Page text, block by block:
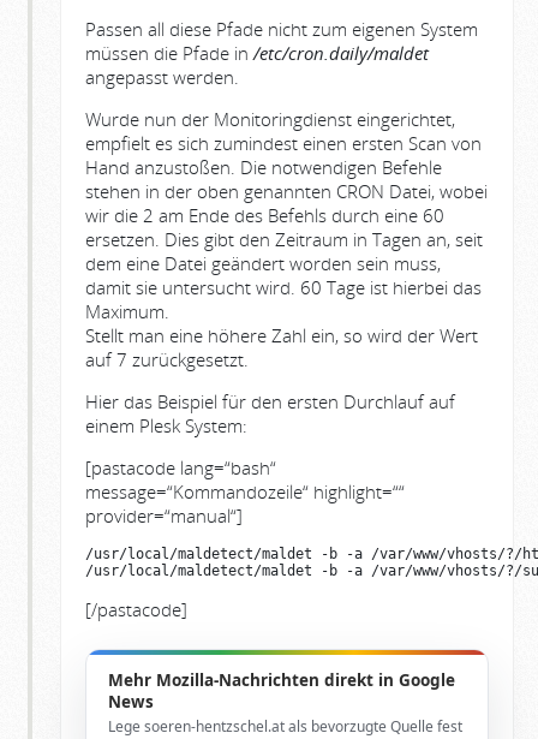
Passen all diese Pfade nicht zum eigenen System
müssen die Pfade in/etc/cron.daily/maldet
angepasst werden.
Wurde nun der Monitoringdienst eingerichtet,
empfielt es sich zumindest einen ersten Scan von
Hand anzustoßen. Die notwendigen Befehle
stehen in der oben genannten CRON Datei, wobei
wir die 2 am Ende des Befehls durch eine 60
ersetzen. Dies gibt den Zeitraum in Tagen an, seit
dem eine Datei geändert worden sein muss,
damit sie untersucht wird. 60 Tage ist hierbei das
Maximum.
Stellt man eine höhere Zahl ein, so wird der Wert
auf 7 zurückgesetzt.
Hier das Beispiel für den ersten Durchlauf auf
einem Plesk System:
[pastacode lang=“bash“
message=“Kommandozeile“ highlight=““
provider=“manual“]
/usr/local/maldetect/maldet -b -a /var/www/vhosts/?/
/usr/local/maldetect/maldet -b -a /var/www/vhosts/?/
[/pastacode]
Mehr Mozilla-Nachrichten direkt in Google
News
Lege soeren-hentzschel.at als bevorzugte Quelle fest